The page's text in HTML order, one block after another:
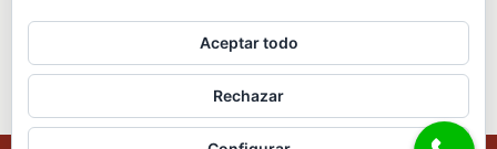
Aceptar todo
Rechazar